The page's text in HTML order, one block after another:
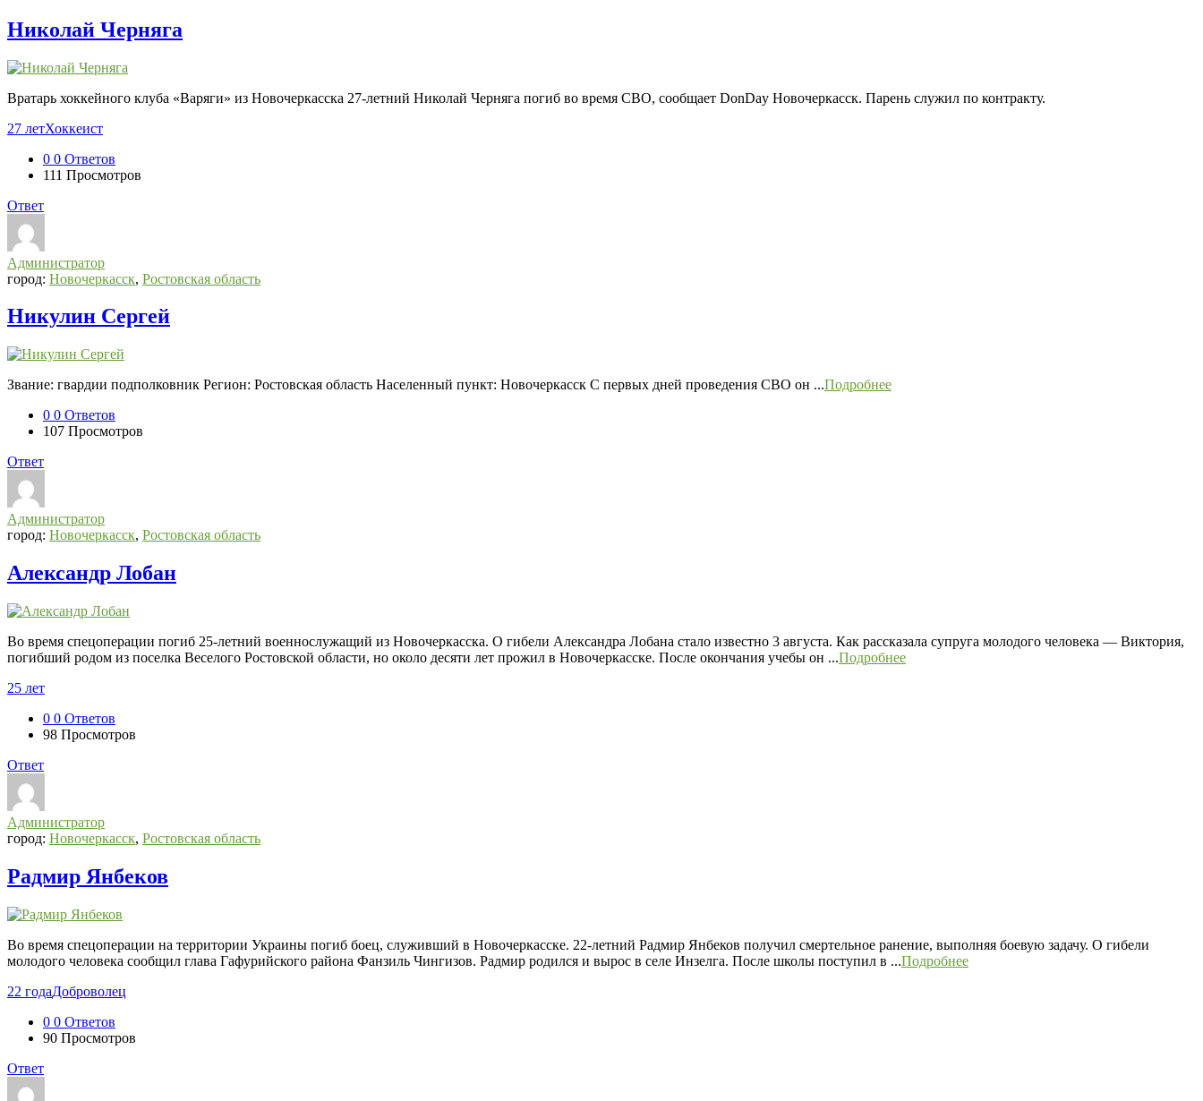
Николай Черняга
Вратарь хоккейного клуба «Варяги» из Новочеркасска 27-летний Николай Черняга погиб во время СВО, сообщает DonDay Новочеркасск. Парень служил по контракту.
27 летХоккеист
0 0 Ответов
111 Просмотров
Ответ
Администратор
город: Новочеркасск, Ростовская область
Никулин Сергей
Звание: гвардии подполковник Регион: Ростовская область Населенный пункт: Новочеркасск С первых дней проведения СВО он ...Подробнее
0 0 Ответов
107 Просмотров
Ответ
Администратор
город: Новочеркасск, Ростовская область
Александр Лобан
Во время спецоперации погиб 25-летний военнослужащий из Новочеркасска. О гибели Александра Лобана стало известно 3 августа. Как рассказала супруга молодого человека — Виктория,
погибший родом из поселка Веселого Ростовской области, но около десяти лет прожил в Новочеркасске. После окончания учебы он ...Подробнее
25 лет
0 0 Ответов
98 Просмотров
Ответ
Администратор
город: Новочеркасск, Ростовская область
Радмир Янбеков
Во время спецоперации на территории Украины погиб боец, служивший в Новочеркасске. 22-летний Радмир Янбеков получил смертельное ранение, выполняя боевую задачу. О гибели
молодого человека сообщил глава Гафурийского района Фанзиль Чингизов. Радмир родился и вырос в селе Инзелга. После школы поступил в ...Подробнее
22 годаДоброволец
0 0 Ответов
90 Просмотров
Ответ